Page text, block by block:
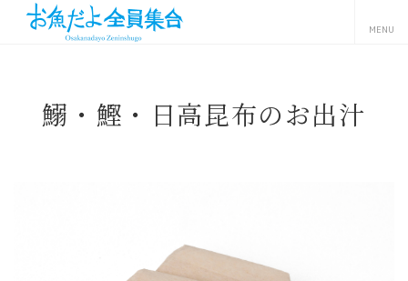
鰯・鰹・日高昆布のお出汁